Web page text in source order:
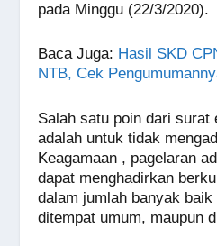
pada Minggu (22/3/2020).
Baca Juga: Hasil SKD
NTB, Cek
Salah satu poin dari surat
adalah untuk tidak
Keagamaan , pagelaran
dapat menghadirkan
dalam jumlah banyak
ditempat umum, maupun